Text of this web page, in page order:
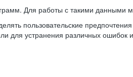
Для работы с такими данными
пользовательские предпочтения
для устранения различных